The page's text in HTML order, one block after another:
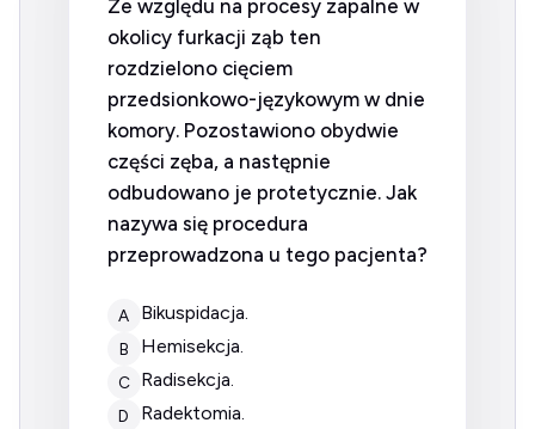
Ze względu na procesy zapalne w
okolicy furkacji ząb ten
rozdzielono cięciem
przedsionkowo-językowym w dnie
komory. Pozostawiono obydwie
części zęba, a następnie
odbudowano je protetycznie. Jak
nazywa się procedura
przeprowadzona u tego pacjenta?
A bikuspidacja.
B hemisekcja.
C radisekcja.
D radektomia.